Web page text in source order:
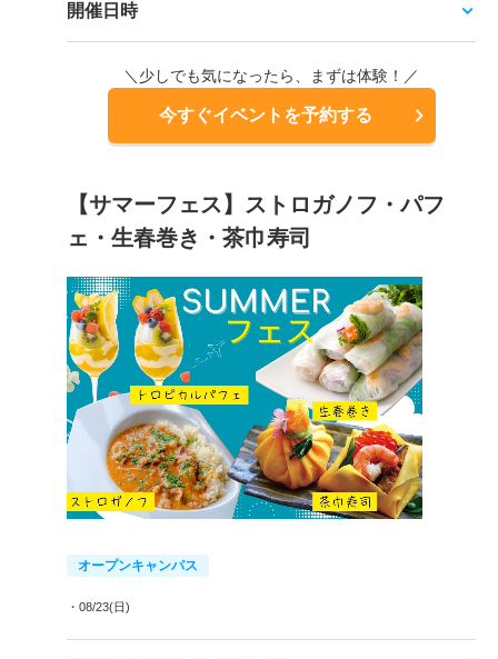
開催日時
＼少しでも気になったら、まずは体験！／
今すぐイベントを予約する
【サマーフェス】ストロガノフ・パフ
ェ・生春巻き・茶巾寿司
オープンキャンパス
・08/23(日)